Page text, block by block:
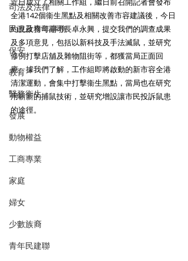
司法及法律
民政及青年事務
保安
教育
醫務衛生
發展
動物權益
工商專業
家庭
婦女
少數族裔
青年民建聯
全港142個衞生黑點及相關改善市容建議後，今日
約見政務司副司長卓永興，提交我們的調查成果
及多項意見，包括以新科技及手法滅鼠，並研究
修例打擊店舖及雜物阻街等，都獲當局正面回
應。據我們了解，工作組即將啟動的新市容全港
清潔運動，會集中打擊衞生黑點，當局也在研究
用嶄新的捕鼠技術，並研究增設讓市民投訴鼠患
的途徑。